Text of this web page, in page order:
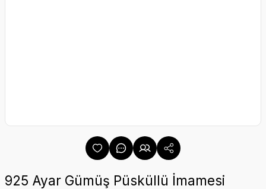
925 Ayar Gümüş Püsküllü İmamesi